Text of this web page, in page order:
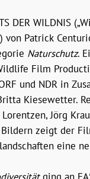
DER WILDNIS
von Patrick
Naturschutz.
Film
und NDR in
Kiesewetter.
Jörg
Bildern zeigt der
eine